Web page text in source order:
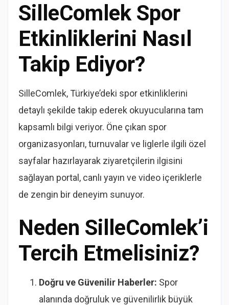
SilleComlek Spor
Etkinliklerini Nasıl
Takip Ediyor?
SilleComlek, Türkiye’deki spor etkinliklerini
detaylı şekilde takip ederek okuyucularına tam
kapsamlı bilgi veriyor. Öne çıkan spor
organizasyonları, turnuvalar ve liglerle ilgili özel
sayfalar hazırlayarak ziyaretçilerin ilgisini
sağlayan portal, canlı yayın ve video içeriklerle
de zengin bir deneyim sunuyor.
Neden SilleComlek’i
Tercih Etmelisiniz?
Doğru ve Güvenilir Haberler: Spor
alanında doğruluk ve güvenilirlik büyük